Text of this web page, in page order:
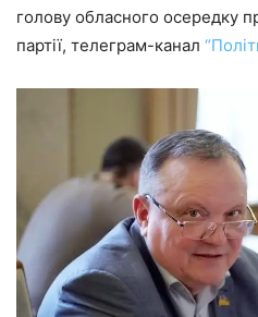
голову обласного осередку
партії, телеграм-канал